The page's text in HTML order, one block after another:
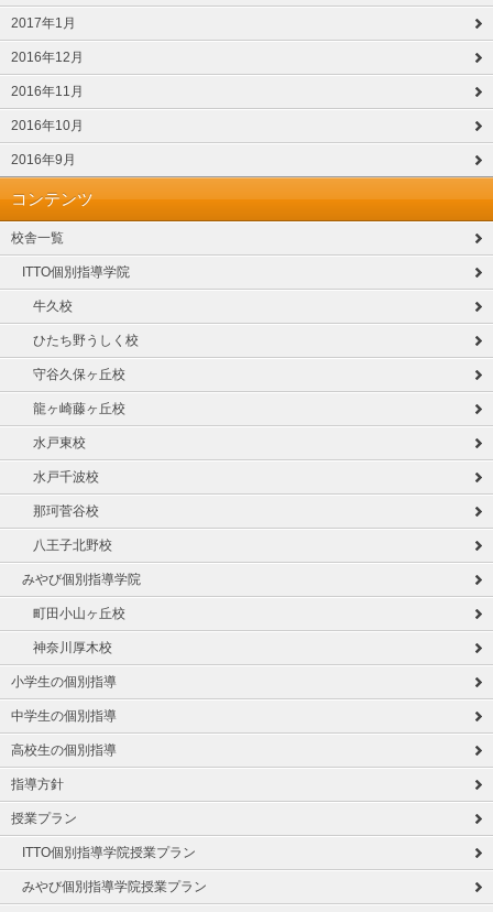
2017年1月
2016年12月
2016年11月
2016年10月
2016年9月
コンテンツ
校舎一覧
ITTO個別指導学院
牛久校
ひたち野うしく校
守谷久保ヶ丘校
龍ヶ崎藤ヶ丘校
水戸東校
水戸千波校
那珂菅谷校
八王子北野校
みやび個別指導学院
町田小山ヶ丘校
神奈川厚木校
小学生の個別指導
中学生の個別指導
高校生の個別指導
指導方針
授業プラン
ITTO個別指導学院授業プラン
みやび個別指導学院授業プラン